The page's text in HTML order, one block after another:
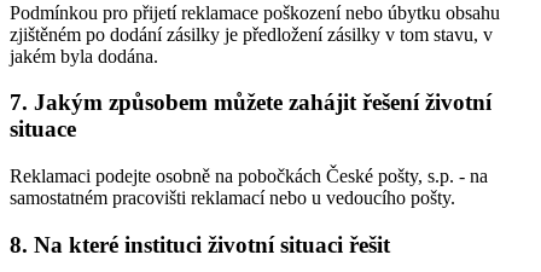
Podmínkou pro přijetí reklamace poškození nebo úbytku obsahu
zjištěném po dodání zásilky je předložení zásilky v tom stavu, v
jakém byla dodána.
7. Jakým způsobem můžete zahájit řešení životní
situace
Reklamaci podejte osobně na pobočkách České pošty, s.p. - na
samostatném pracovišti reklamací nebo u vedoucího pošty.
8. Na které instituci životní situaci řešit